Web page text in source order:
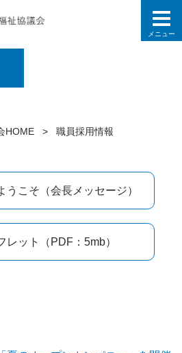
HOME 職員採用情報
うこそ（会長メッセージ）
レット（PDF：5mb）